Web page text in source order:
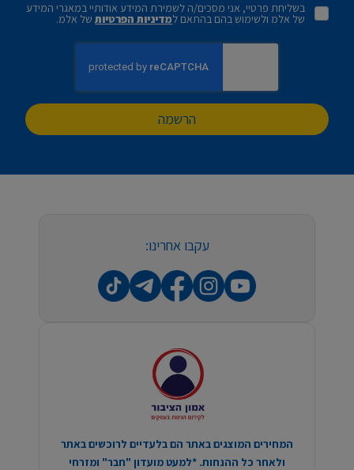
בשליחת פרטיי, אני מסכים/ה לשמירת המידע אודותיי במאגרי המידע
של אלמ ולשימוש בהם בהתאם למדיניות הפרטיותשל אלמ.
הרשמה
עקבו אחרינו:
המחירים המוצגים באתר הם בלעדיים לרוכשים באתר
ולאחר כל ההנחות. *למעט מועדון "חבר" ומזרחי